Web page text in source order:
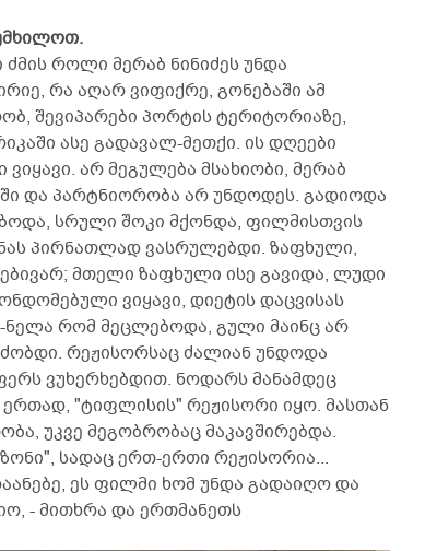
როლი მერაბ ნინიძეს უნდა
რა აღარ ვიფიქრე, გონებაში ამ
შევიპარები პორტის ტერიტორიაზე,
ასე გადავალ-მეთქი. ის დღეები
არ მეგულება მსახიობი, მერაბ
და პარტნიორობა არ უნდოდეს. გადიოდა
სრული შოკი მქონდა, ფილმისთვის
პირნათლად ვასრულებდი. ზაფხული,
მთელი ზაფხული ისე გავიდა, ლუდი
ვიყავი, დიეტის დაცვისას
ნელა რომ მეცლებოდა, გული მაინც არ
რეჟისორსაც ძალიან უნდოდა
ვუხერხებდით. ნოდარს მანამდეც
"ტიფლისის" რეჟისორი იყო. მასთან
უკვე მეგობრობაც მაკავშირებდა.
სადაც ერთ-ერთი რეჟისორია...
ეს ფილმი ხომ უნდა გადაიღო და
- მითხრა და ერთმანეთს